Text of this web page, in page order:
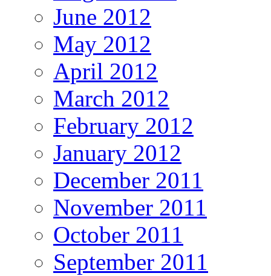
June 2012
May 2012
April 2012
March 2012
February 2012
January 2012
December 2011
November 2011
October 2011
September 2011